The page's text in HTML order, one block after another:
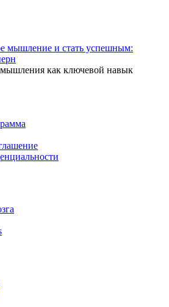
мышление и стать успешным:
мышления как ключевой навык